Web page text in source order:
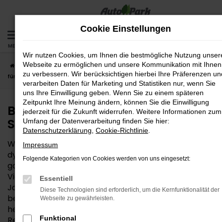
Zum
springen
MENÜ
Startseite Regensburg
Bei der AutoPark GmbH finden Sie Ihren Ford
für Regensburg
Bei der AutoPark GmbH finden
Sie Ihren Ford für Regensburg
Wer seine Mobilität in Regensburg zuverlässig und
dynamisch gestalten möchte, liegt mit einem Ford
goldrichtig. Dieser Hersteller steht für Qualität und
Vielfalt und die Fahrzeuge werden von uns seit vielen
Jahren verkauft, gewartet und repariert. Gerne
beraten wir Sie freundlich und kompetent und finden
heraus, welcher Ford am Besten zu Ihnen und zu
Cookie Einstellungen
Wir nutzen Cookies, um Ihnen die bestmögliche Nutzung
Webseite zu ermöglichen und unsere Kommunikation mit Ihnen
zu verbessern. Wir berücksichtigen hierbei Ihre Präferenzen
verarbeiten Daten für Marketing und Statistiken nur, wenn Sie
uns Ihre Einwilligung geben. Wenn Sie zu einem späteren
Zeitpunkt Ihre Meinung ändern, können Sie die Einwilligung
jederzeit für die Zukunft widerrufen. Weitere Informationen zum
Umfang der Datenverarbeitung finden Sie hier:
Datenschutzerklärung Cookie-Richtlinie
Impressum
Folgende Kategorien von Cookies werden von uns eingesetzt:
Essentiell
Diese Technologien sind erforderlich, um die Kernfunktionalität der
Webseite zu gewährleisten.
Funktional